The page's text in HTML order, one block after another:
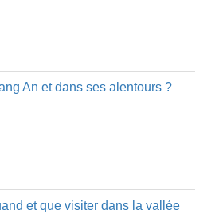
An et dans ses alentours ?
et que visiter dans la vallée